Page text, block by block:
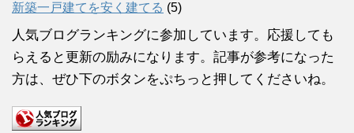
新築一戸建てを安く建てる (5)
人気ブログランキングに参加しています。応援しても
らえると更新の励みになります。記事が参考になった
方は、ぜひ下のボタンをぷちっと押してくださいね。